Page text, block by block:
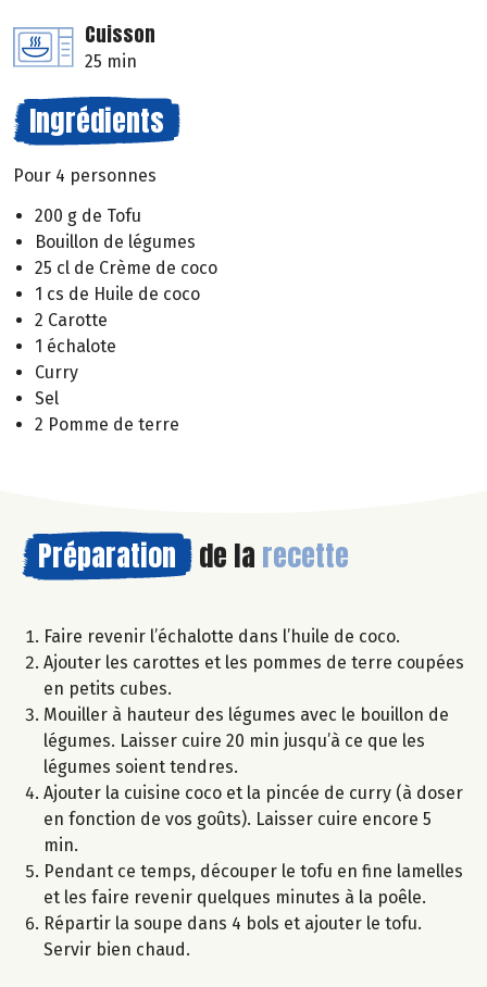
Cuisson
25 min
Ingrédients
Pour 4 personnes
200 g de Tofu
Bouillon de légumes
25 cl de Crème de coco
1 cs de Huile de coco
2 Carotte
1 échalote
Curry
Sel
2 Pomme de terre
Préparation de la recette
Faire revenir l’échalotte dans l’huile de coco.
Ajouter les carottes et les pommes de terre coupées
en petits cubes.
Mouiller à hauteur des légumes avec le bouillon de
légumes. Laisser cuire 20 min jusqu’à ce que les
légumes soient tendres.
Ajouter la cuisine coco et la pincée de curry (à doser
en fonction de vos goûts). Laisser cuire encore 5
min.
Pendant ce temps, découper le tofu en fine lamelles
et les faire revenir quelques minutes à la poêle.
Répartir la soupe dans 4 bols et ajouter le tofu.
Servir bien chaud.